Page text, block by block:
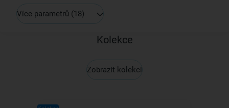
Více parametrů (18)
Kolekce
Zobrazit kolekci